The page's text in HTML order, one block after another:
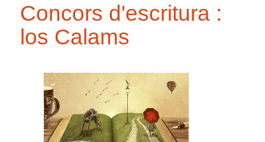
Concors d'escritura :
los Calams